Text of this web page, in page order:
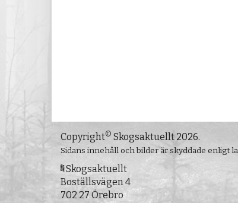
Copyright© Skogsaktuellt 2026.
Sidans innehåll och bilder är skyddade enligt
Skogsaktuellt
Boställsvägen 4
702 27 Örebro